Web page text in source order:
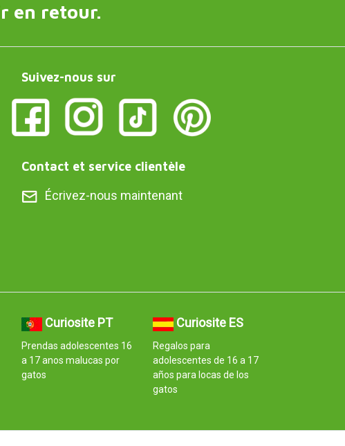
en retour.
Suivez-nous sur
Contact et service clientèle
Écrivez-nous maintenant
Curiosite PT
Prendas adolescentes 16
a 17 anos malucas por
gatos
Curiosite ES
Regalos para
adolescentes de 16 a 17
años para locas de los
gatos